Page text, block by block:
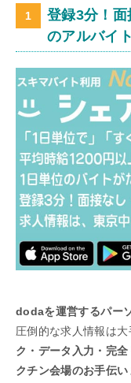
登録3分！
のアルバイ
dodaを運営するパー
圧倒的な求人情報は
ク・データ入力・完
クチン会場のお手伝